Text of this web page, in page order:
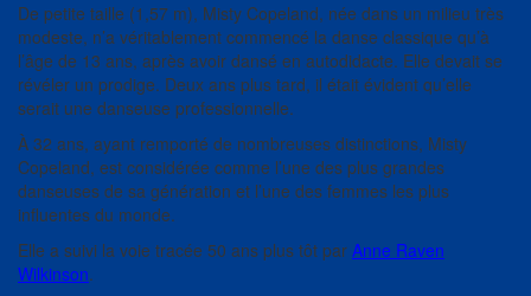
De petite taille (1,57 m), Misty Copeland, née dans un milieu très
modeste, n’a véritablement commencé la danse classique qu’à
l’âge de 13 ans, après avoir dansé en autodidacte. Elle devait se
révéler un prodige. Deux ans plus tard, il était évident qu’elle
serait une danseuse professionnelle.
À 32 ans, ayant remporté de nombreuses distinctions, Misty
Copeland, est considérée comme l’une des plus grandes
danseuses de sa génération et l’une des femmes les plus
influentes du monde.
Elle a suivi la voie tracée 50 ans plus tôt par Anne Raven
Wilkinson.